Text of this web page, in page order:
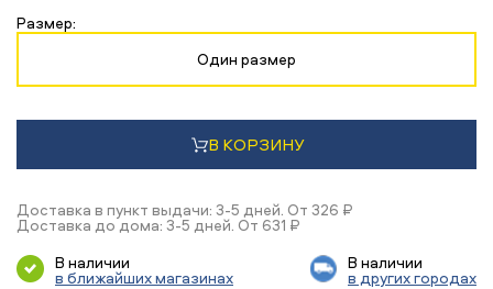
Размер:
Один размер
В КОРЗИНУ
Доставка в пункт выдачи: 3-5 дней. От 326 ₽
Доставка до дома: 3-5 дней. От 631 ₽
В наличии
в ближайших магазинах
В наличии
в других городах